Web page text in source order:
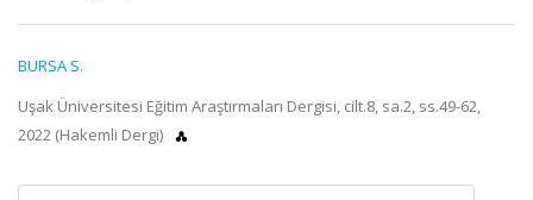
BURSA S.
Uşak Üniversitesi Eğitim Araştırmaları Dergisi, cilt.8, sa.2, ss.49-62,
2022 (Hakemli Dergi)